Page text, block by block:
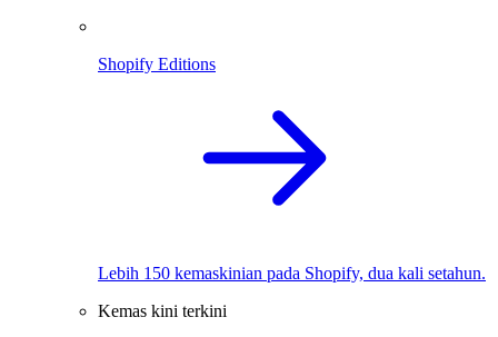
Shopify Editions
Lebih 150 kemaskinian pada Shopify, dua kali setahun.
Kemas kini terkini